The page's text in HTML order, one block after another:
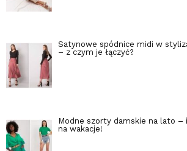
Satynowe spódnice midi w
– z czym je łączyć?
Modne szorty damskie na lato –
na wakacje!